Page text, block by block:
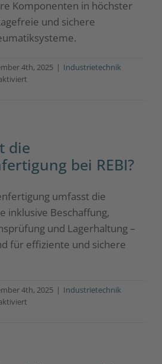
Komponenten in höchster
und sichere
4th, 2025 | Industrietechnik
die
bei REBI?
umfasst die
inklusive Beschaffung,
und Lagerhaltung –
für effiziente und sichere
4th, 2025 | Industrietechnik